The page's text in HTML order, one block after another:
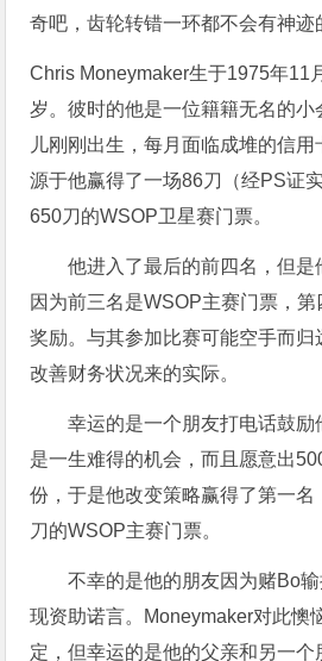
奇吧，齿轮转错一环都不会有神迹
Chris Moneymaker生于1975年11
岁。彼时的他是一位籍籍无名的
儿刚刚出生，每月面临成堆的信
源于他赢得了一场86刀（经PS证
650刀的WSOP卫星赛门票。
他进入了最后的前四名，但是
因为前三名是WSOP主赛门票，
奖励。与其参加比赛可能空手而
改善财务状况来的实际。
幸运的是一个朋友打电话鼓励
是一生难得的机会，而且愿意出
份，于是他改变策略赢得了第一
刀的WSOP主赛门票。
不幸的是他的朋友因为赌Bo
现资助诺言。Moneymaker对此懊
定，但幸运的是他的父亲和另一